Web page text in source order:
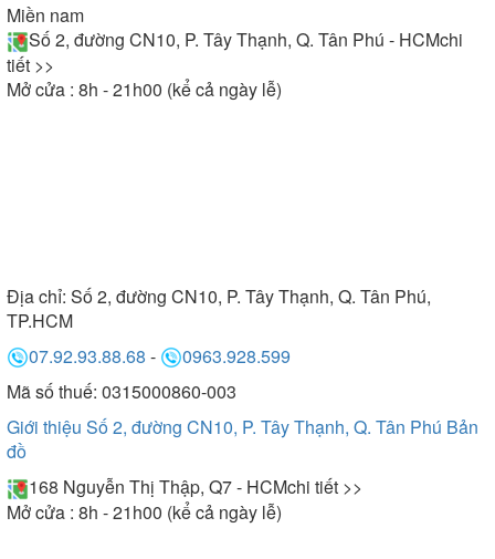
Miền nam
Số 2, đường CN10, P. Tây Thạnh, Q. Tân Phú - HCMchi
tiết >>
Mở cửa : 8h - 21h00 (kể cả ngày lễ)
Địa chỉ: Số 2, đường CN10, P. Tây Thạnh, Q. Tân Phú,
TP.HCM
07.92.93.88.68 -
0963.928.599
Mã số thuế: 0315000860-003
Giới thiệu Số 2, đường CN10, P. Tây Thạnh, Q. Tân Phú Bản
đồ
168 Nguyễn Thị Thập, Q7 - HCMchi tiết >>
Mở cửa : 8h - 21h00 (kể cả ngày lễ)